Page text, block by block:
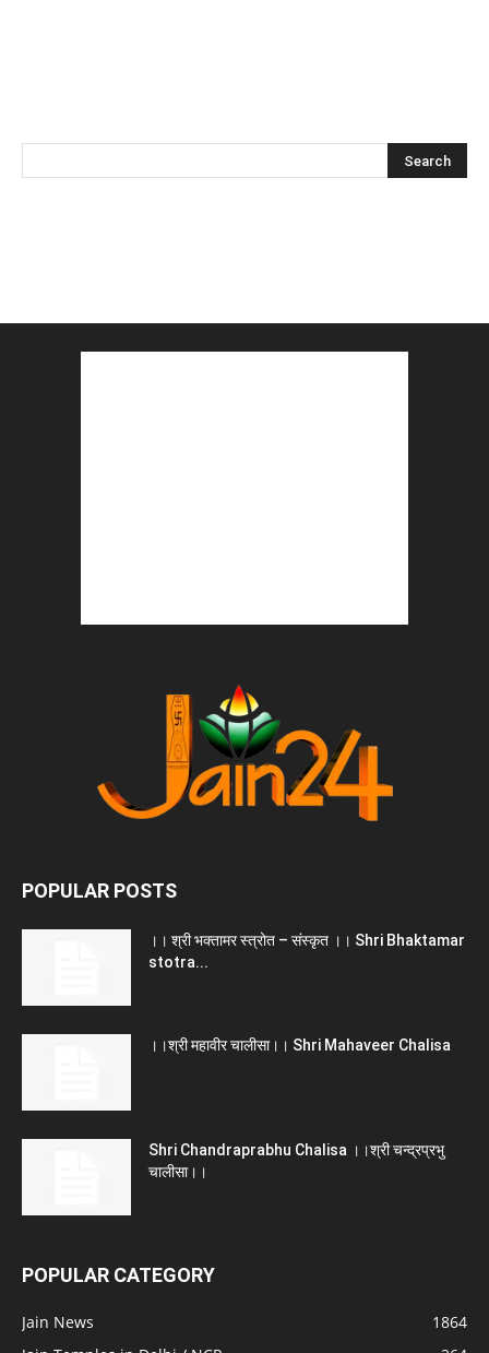
POPULAR POSTS
।। श्री भक्तामर स्त्रोत – संस्कृत ।। Shri Bhaktamar
stotra...
।।श्री महावीर चालीसा।। Shri Mahaveer Chalisa
Shri Chandraprabhu Chalisa ।।श्री चन्द्रप्रभु
चालीसा।।
POPULAR CATEGORY
Jain News
1864